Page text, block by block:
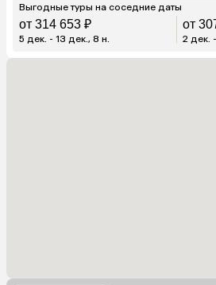
Выгодные туры на соседние даты
от 314 653 ₽
5 дек. - 13 дек., 8 н.
от
2 дек.